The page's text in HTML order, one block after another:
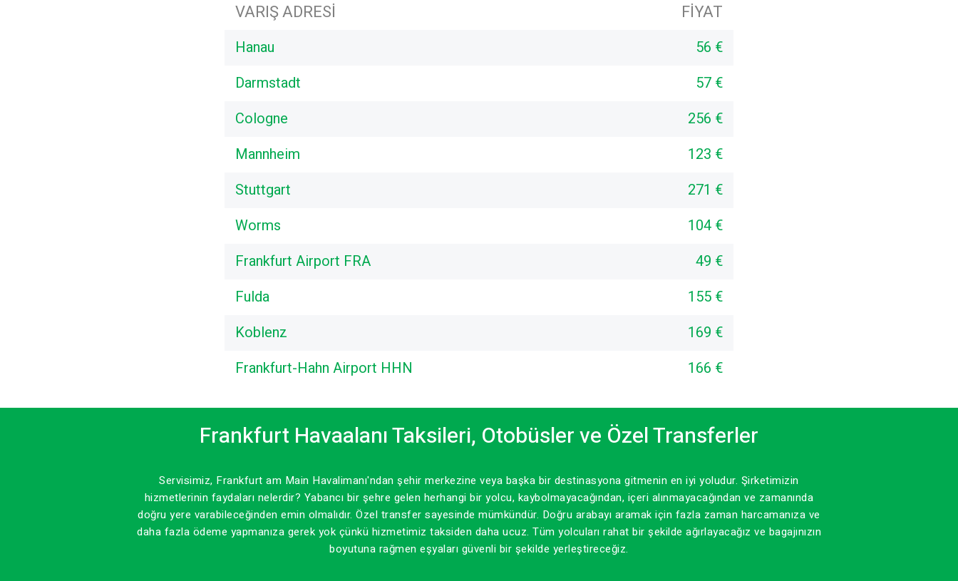
VARIŞ ADRESI FIYAT
Hanau
56 €
Darmstadt
57 €
Cologne
256 €
Mannheim
123 €
Stuttgart
271 €
Worms
104 €
Frankfurt Airport FRA
49 €
Fulda
155 €
Koblenz
169 €
Frankfurt-Hahn Airport HHN
166 €
Frankfurt Havaalanı Taksileri, Otobüsler ve Özel Transferler
Servisimiz, Frankfurt am Main Havalimanı'ndan şehir merkezine veya başka bir destinasyona gitmenin en iyi yoludur. Şirketimizin
hizmetlerinin faydaları nelerdir? Yabancı bir şehre gelen herhangi bir yolcu, kaybolmayacağından, içeri alınmayacağından ve zamanında
doğru yere varabileceğinden emin olmalıdır. Özel transfer sayesinde mümkündür. Doğru arabayı aramak için fazla zaman harcamanıza ve
daha fazla ödeme yapmanıza gerek yok çünkü hizmetimiz taksiden daha ucuz. Tüm yolcuları rahat bir şekilde ağırlayacağız ve bagajınızın
boyutuna rağmen eşyaları güvenli bir şekilde yerleştireceğiz.